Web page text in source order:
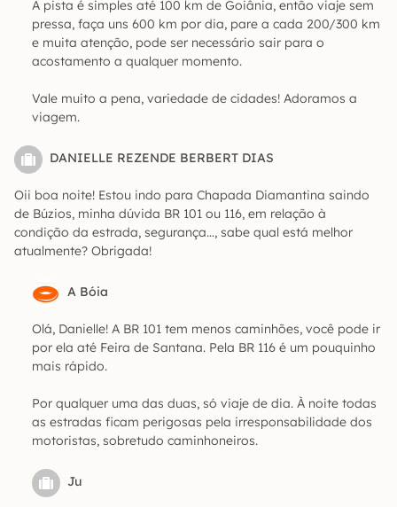
A pista é simples até 100 km de Goiânia, então viaje sem
pressa, faça uns 600 km por dia, pare a cada 200/300 km
e muita atenção, pode ser necessário sair para o
acostamento a qualquer momento.
Vale muito a pena, variedade de cidades! Adoramos a
viagem.
DANIELLE REZENDE BERBERT DIAS
Oii boa noite! Estou indo para Chapada Diamantina saindo
de Búzios, minha dúvida BR 101 ou 116, em relação à
condição da estrada, segurança…, sabe qual está melhor
atualmente? Obrigada!
A Bóia
Olá, Danielle! A BR 101 tem menos caminhões, você pode ir
por ela até Feira de Santana. Pela BR 116 é um pouquinho
mais rápido.
Por qualquer uma das duas, só viaje de dia. À noite todas
as estradas ficam perigosas pela irresponsabilidade dos
motoristas, sobretudo caminhoneiros.
Ju